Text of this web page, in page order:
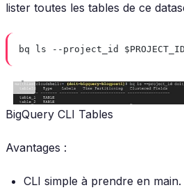
lister toutes les tables de ce
bq ls --project_id
BigQuery CLI Tables
Avantages :
CLI simple à prendre en main.